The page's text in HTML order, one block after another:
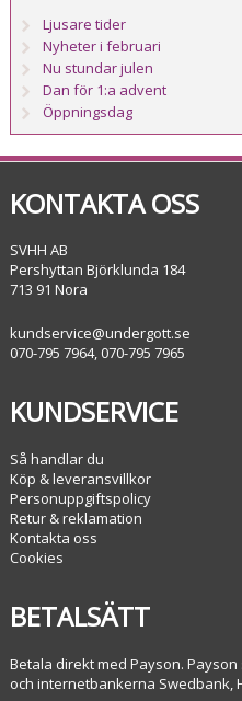
Ljusare tider
Nyheter i februari
Nu stundar julen
Dan för 1:a advent
Öppningsdag
KONTAKTA OSS
SVHH AB
Pershyttan Björklunda 184
713 91 Nora
kundservice@undergott.se
070-795 7964, 070-795 7965
KUNDSERVICE
Så handlar du
Köp & leveransvillkor
Personuppgiftspolicy
Retur & reklamation
Kontakta oss
Cookies
BETALSÄTT
Betala direkt med Payson.
och internetbankerna Swedbank,